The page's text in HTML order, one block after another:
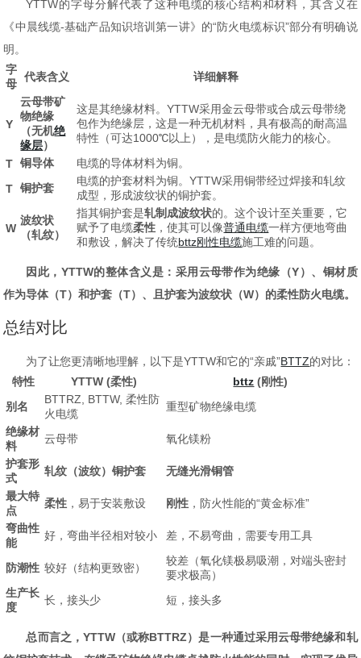
YTTW的字母分解代表了这种电缆的核心结构和材料，其含义在
《中晨线缆-基础产品知识培训第一讲》的“防火电缆标识”部分有明确说
明。
字
母
代表含义 详细解释
Y
云母带矿
物绝缘
（无机绝
缘层）
这是其绝缘材料。YTTW采用金云母带或合成云母带绕
包作为绝缘层，这是一种无机材料，具有极高的耐高温
特性（可达1000℃以上），是电缆防火能力的核心。
T 铜导体
电缆的导体材料为铜。
T 铜护套
电缆的护套材料为铜。YTTW采用铜带经过焊接和轧纹
成型，形成波纹状的铜护套。
W
波纹状
（轧纹）
指其铜护套是轧制成波纹状的。这个设计至关重要，它
赋予了电缆柔性 ，使其可以像普通电缆一样方便地弯曲
和敷设，解决了传统bttz刚性电缆施工难的问题。
因此，YTTW的整体含义是： 采用云母带作为绝缘（Y）、铜材质
作为导体（T）和护套（T）、且护套为波纹状（W）的柔性防火电缆。
总结对比
为了让您更清晰地理解，以下是YTTW和它的“亲戚”BTTZ的对比：
特性
YTTW (柔性) bttz (刚性)
别名
BTTRZ, BTTW, 柔性防
火电缆
重型矿物绝缘电缆
绝缘材
料
云母带
氧化镁粉
护套形
式
轧纹（波纹）铜护套
无缝光滑铜管
最大特
点
柔性 ，易于安装敷设 刚性 ，防火性能的“黄金标准”
弯曲性
能
好，弯曲半径相对较小 差，不易弯曲，需要专用工具
防潮性 较好（结构更致密）
较差（氧化镁极易吸潮，对端头密封
要求极高）
生产长
度
长，接头少 短，接头多
总而言之，YTTW（或称BTTRZ）是一种通过采用云母带绝缘和轧